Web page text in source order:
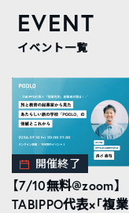
EVENT
イベント一覧
開催終了
【7/10無料@zoom】
TABIPPO代表×「複業